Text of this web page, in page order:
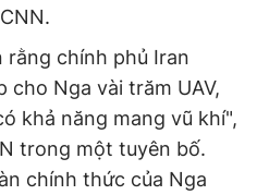
Hải Thành
BTTTT cấp ngày 24.3.2020
Báo Thanh Niên. Cấm sao
có sự chấp thuận bằng văn
JSC.
chính phủ Iran
cho Nga vài trăm UAV,
khả năng mang vũ khí",
trong một tuyên bố.
chính thức của Nga